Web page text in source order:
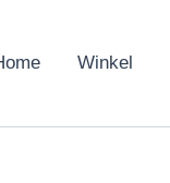
Winkel